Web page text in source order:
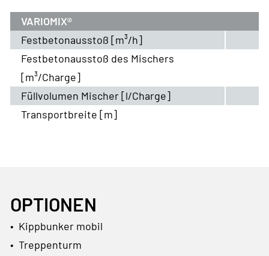
VARIOMIX®
Festbetonausstoß [m³/h]
Festbetonausstoß des Mischers
[m³/Charge]
Füllvolumen Mischer [l/Charge]
Transportbreite [m]
OPTIONEN
• Kippbunker mobil
• Treppenturm